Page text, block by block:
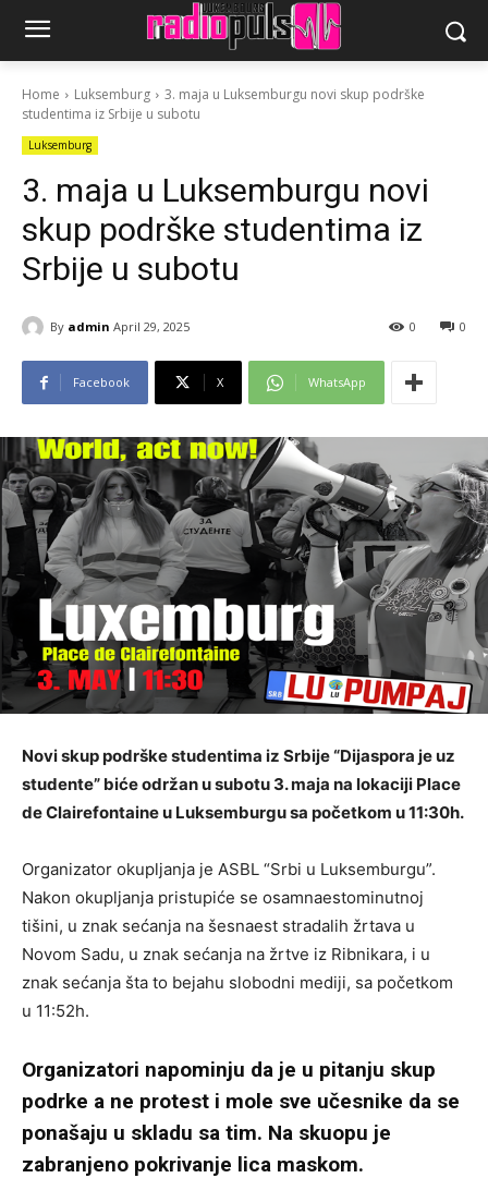
Home Luksemburg
3. maja u Luksemburgu novi skup podrške
studentima iz Srbije u subotu
Luksemburg
3. maja u Luksemburgu novi
skup podrške studentima iz
Srbije u subotu
By admin April 29, 2025 0
0
Facebook X WhatsApp
Novi skup podrške studentima iz Srbije “Dijaspora je uz
studente” biće održan u subotu 3. maja na lokaciji Place
de Clairefontaine u Luksemburgu sa početkom u 11:30h.
Organizator okupljanja je ASBL “Srbi u Luksemburgu”.
Nakon okupljanja pristupiće se osamnaestominutnoj
tišini, u znak sećanja na šesnaest stradalih žrtava u
Novom Sadu, u znak sećanja na žrtve iz Ribnikara, i u
znak sećanja šta to bejahu slobodni mediji, sa početkom
u 11:52h.
Organizatori napominju da je u pitanju skup
podrke a ne protest i mole sve učesnike da se
ponašaju u skladu sa tim. Na skuopu je
zabranjeno pokrivanje lica maskom.